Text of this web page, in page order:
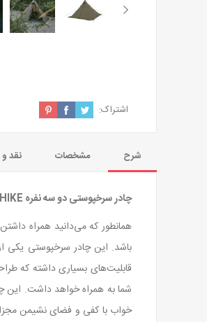
اشتراک:
شرح مشخصات نقد
چادر سرخپوستی دو سه نفره NATUREHIKE مدل CNK2300ZP025 رنگ سبز پررنگ
همانطور که می‌دانید همراه
باشد. این چادر سرخپوستی یکی
قابلیت‌های بسیاری داشته که
شما به همراه خواهد داشت. این
خواب با کفی و فضای نشیمن مجزا